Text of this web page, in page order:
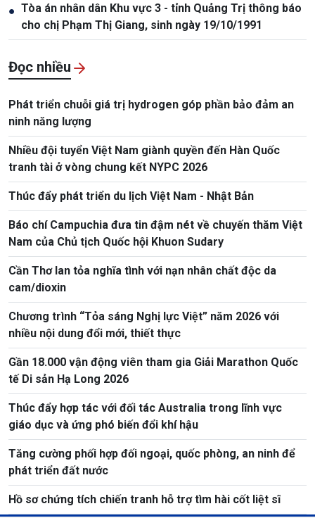
● Tòa án nhân dân Khu vực 3 - tỉnh Quảng Trị thông báo
cho chị Phạm Thị Giang, sinh ngày 19/10/1991
Đọc nhiều
Phát triển chuỗi giá trị hydrogen góp phần bảo đảm an
ninh năng lượng
Nhiều đội tuyển Việt Nam giành quyền đến Hàn Quốc
tranh tài ở vòng chung kết NYPC 2026
Thúc đẩy phát triển du lịch Việt Nam - Nhật Bản
Báo chí Campuchia đưa tin đậm nét về chuyến thăm Việt
Nam của Chủ tịch Quốc hội Khuon Sudary
Cần Thơ lan tỏa nghĩa tình với nạn nhân chất độc da
cam/dioxin
Chương trình “Tỏa sáng Nghị lực Việt” năm 2026 với
nhiều nội dung đổi mới, thiết thực
Gần 18.000 vận động viên tham gia Giải Marathon Quốc
tế Di sản Hạ Long 2026
Thúc đẩy hợp tác với đối tác Australia trong lĩnh vực
giáo dục và ứng phó biến đổi khí hậu
Tăng cường phối hợp đối ngoại, quốc phòng, an ninh để
phát triển đất nước
Hồ sơ chứng tích chiến tranh hỗ trợ tìm hài cốt liệt sĩ